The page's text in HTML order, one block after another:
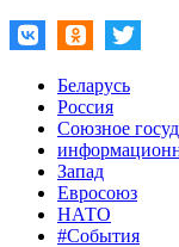
Беларусь
Россия
Союзное
Запад
Евросоюз
НАТО
#События